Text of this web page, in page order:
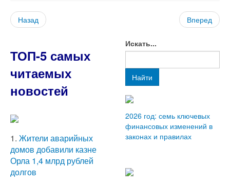
Назад Вперед
ТОП-5 самых
читаемых
новостей
1. Жители аварийных
домов добавили казне
Орла 1,4 млрд рублей
долгов
Искать...
Найти
2026 год: семь ключевых
финансовых изменений в
законах и правилах